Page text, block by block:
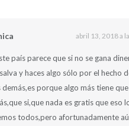
abril 13, 2018 a
país parece que si no se gana
y haces algo sólo por el hecho
demás,es porque algo más tiene
si,que nada es gratis que eso
todos,pero afortunadamente